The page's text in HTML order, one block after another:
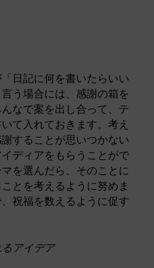
日記に何を書いたらいい
う場合には、感謝の箱を
なで案を出し合って、テ
て入れておきます。考え
することが思いつかない
ディアをもらうことがで
を選んだら、そのことに
とを考えるように努めま
祝福を数えるように促す
アイデア